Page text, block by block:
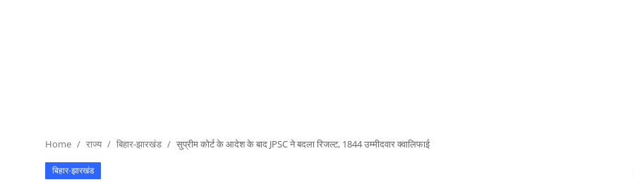
Home राज्य बिहार-झारखंड सुप्रीम कोर्ट के आदेश के बाद JPSC ने बदला रिजल्ट, 1844 उम्मीदवार क्वालिफाई
बिहार-झारखंड